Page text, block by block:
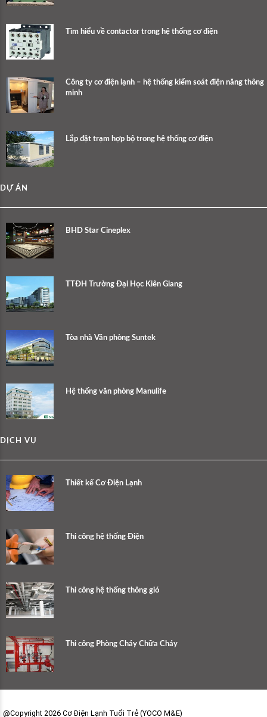
Tìm hiểu về contactor trong hệ thống cơ điện
Công ty cơ điện lạnh – hệ thống kiểm soát điện năng thông
minh
Lắp đặt trạm hợp bộ trong hệ thống cơ điện
DỰ ÁN
BHD Star Cineplex
TTĐH Trường Đại Học Kiên Giang
Tòa nhà Văn phòng Suntek
Hệ thống văn phòng Manulife
DỊCH VỤ
Thiết kế Cơ Điện Lạnh
Thi công hệ thống Điện
Thi công hệ thống thông gió
Thi công Phòng Cháy Chữa Cháy
@Copyright 2026 Cơ Điện Lạnh Tuổi Trẻ (YOCO M&E)